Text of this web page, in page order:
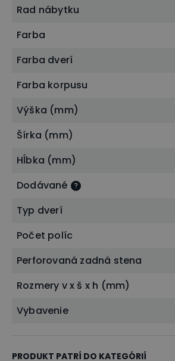
Rad nábytku
Farba
Farba dverí
Farba korpusu
Výška (mm)
Šírka (mm)
Hĺbka (mm)
Dodávané
Typ dverí
Počet políc
Perforovaná zadná stena
Rozmery v x š x h (mm)
Vybavenie
PRODUKT PATRÍ DO KATEGÓRIÍ